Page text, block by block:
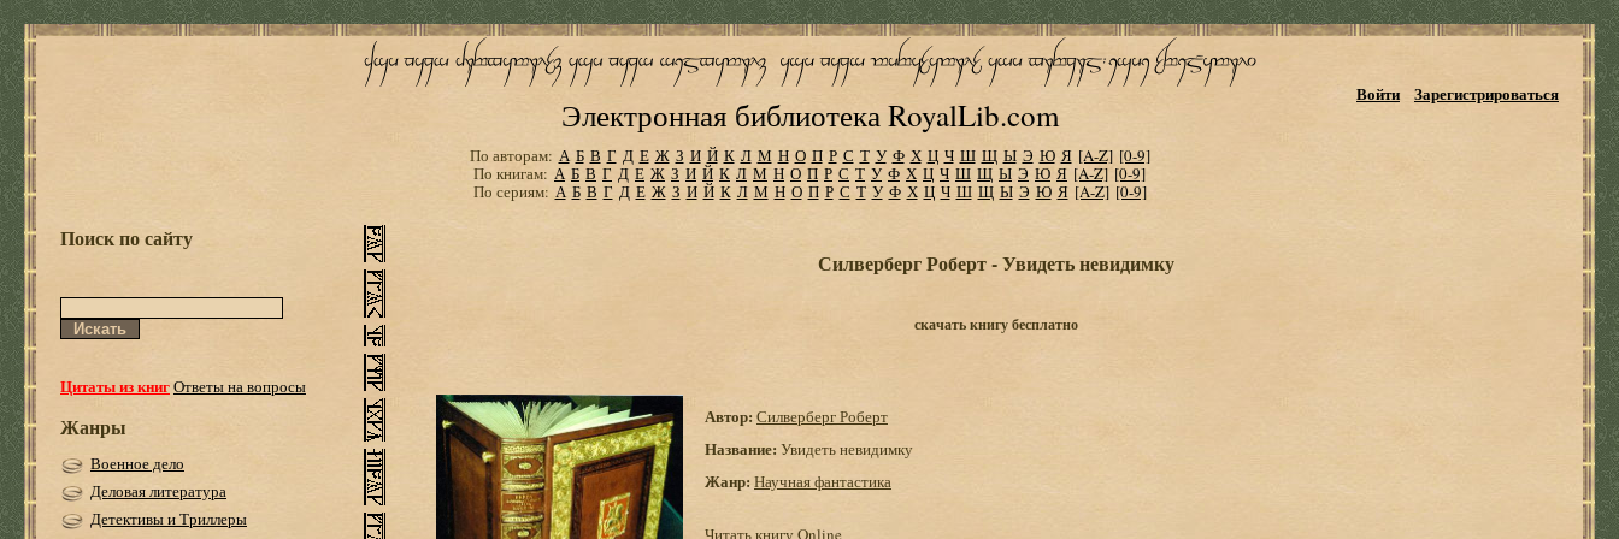
Электронная библиотека RoyalLib.com
Войти Зарегистрироваться
По авторам: А Б В Г Д Е Ж З И Й К Л М Н О П Р С Т У Ф Х Ц Ч Ш Щ Ы Э Ю Я [A-Z] [0-9]
По книгам: А Б В Г Д Е Ж З И Й К Л М Н О П Р С Т У Ф Х Ц Ч Ш Щ Ы Э Ю Я [A-Z] [0-9]
По сериям: А Б В Г Д Е Ж З И Й К Л М Н О П Р С Т У Ф Х Ц Ч Ш Щ Ы Э Ю Я [A-Z] [0-9]
Поиск по сайту
Цитаты из книгОтветы на вопросы
Жанры
Военное дело
Деловая литература
Детективы и Триллеры
Силверберг Роберт - Увидеть невидимку
скачать книгу бесплатно
Автор: Силверберг Роберт
Название: Увидеть невидимку
Жанр: Научная фантастика
Читать книгу Online